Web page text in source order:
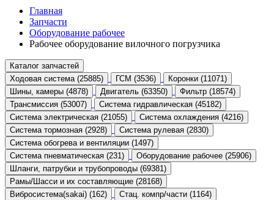
Главная
Запчасти
Оборудование рабочее
Рабочее оборудование вилочного погрузчика
Каталог запчастей
Ходовая система (25885)
ГСМ (3536)
Коронки (11071)
Шины, камеры (4878)
Двигатель (63350)
Фильтр (18574)
Трансмиссия (53007)
Система гидравлическая (45182)
Система электрическая (21055)
Система охлаждения (4216)
Система тормозная (2928)
Система рулевая (2830)
Система обогрева и вентиляции (1497)
Система пневматическая (231)
Оборудование рабочее (25906)
Шланги, патрубки и трубопроводы (69381)
Рамы/Шасси и их составляющие (28168)
Вибросистема(sakai) (162)
Стац. компр/части (1164)